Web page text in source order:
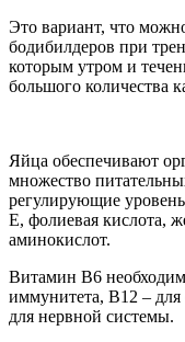
Это вариант, что
бодибилдеров при
которым утром и
большого количества
Яйца обеспечивают
множество
регулирующие
Е, фолиевая кислота,
аминокислот.
Витамин В6 необходим
иммунитета, В12 –
для нервной системы.